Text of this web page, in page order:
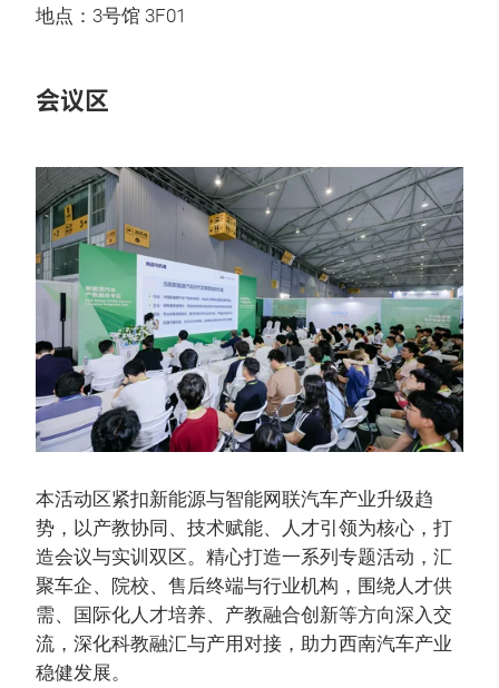
地点：3号馆 3F01
会议区
本活动区紧扣新能源与智能网联汽车产业升级趋
势，以产教协同、技术赋能、人才引领为核心，打
造会议与实训双区。精心打造一系列专题活动，汇
聚车企、院校、售后终端与行业机构，围绕人才供
需、国际化人才培养、产教融合创新等方向深入交
流，深化科教融汇与产用对接，助力西南汽车产业
稳健发展。